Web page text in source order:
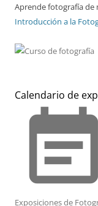
Aprende fotografía de
Introducción a la
Calendario de
event_note
Exposiciones de